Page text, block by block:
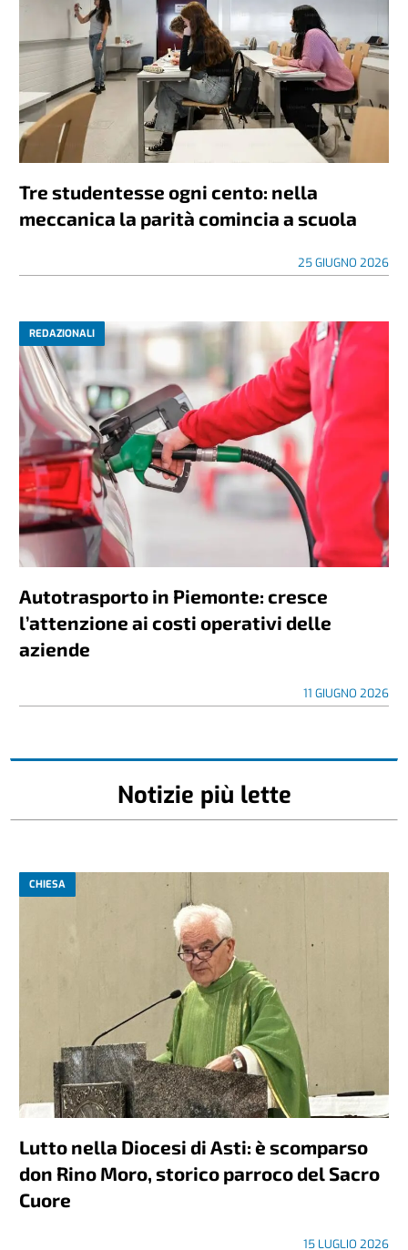
Tre studentesse ogni cento: nella
meccanica la parità comincia a scuola
25 GIUGNO 2026
REDAZIONALI
Autotrasporto in Piemonte: cresce
l’attenzione ai costi operativi delle
aziende
11 GIUGNO 2026
Notizie più lette
CHIESA
Lutto nella Diocesi di Asti: è scomparso
don Rino Moro, storico parroco del Sacro
Cuore
15 LUGLIO 2026